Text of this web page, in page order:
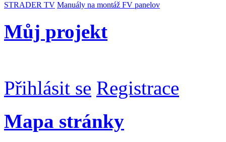
STRADER TV Manuály na montáž FV panelov
Můj projekt
Přihlásit se Registrace
Mapa stránky